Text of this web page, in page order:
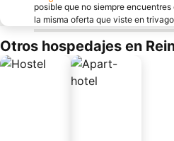
posible que no siempre
la misma oferta que viste en
Otros hospedajes en